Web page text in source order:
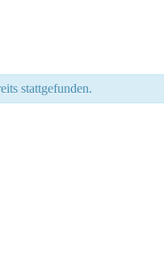
stattgefunden.